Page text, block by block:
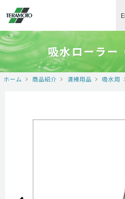
吸水ローラー
ホーム 商品紹介 清掃用品 吸水用